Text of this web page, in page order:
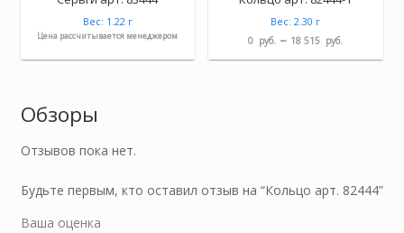
Вес: 1.22 г
Цена рассчитывается менеджером
Вес: 2.30 г
0 руб. – 18 515 руб.
Обзоры
Отзывов пока нет.
Будьте первым, кто оставил отзыв на “Кольцо арт. 82444”
Ваша оценка